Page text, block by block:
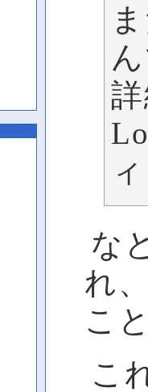
な
れ
こ
こ